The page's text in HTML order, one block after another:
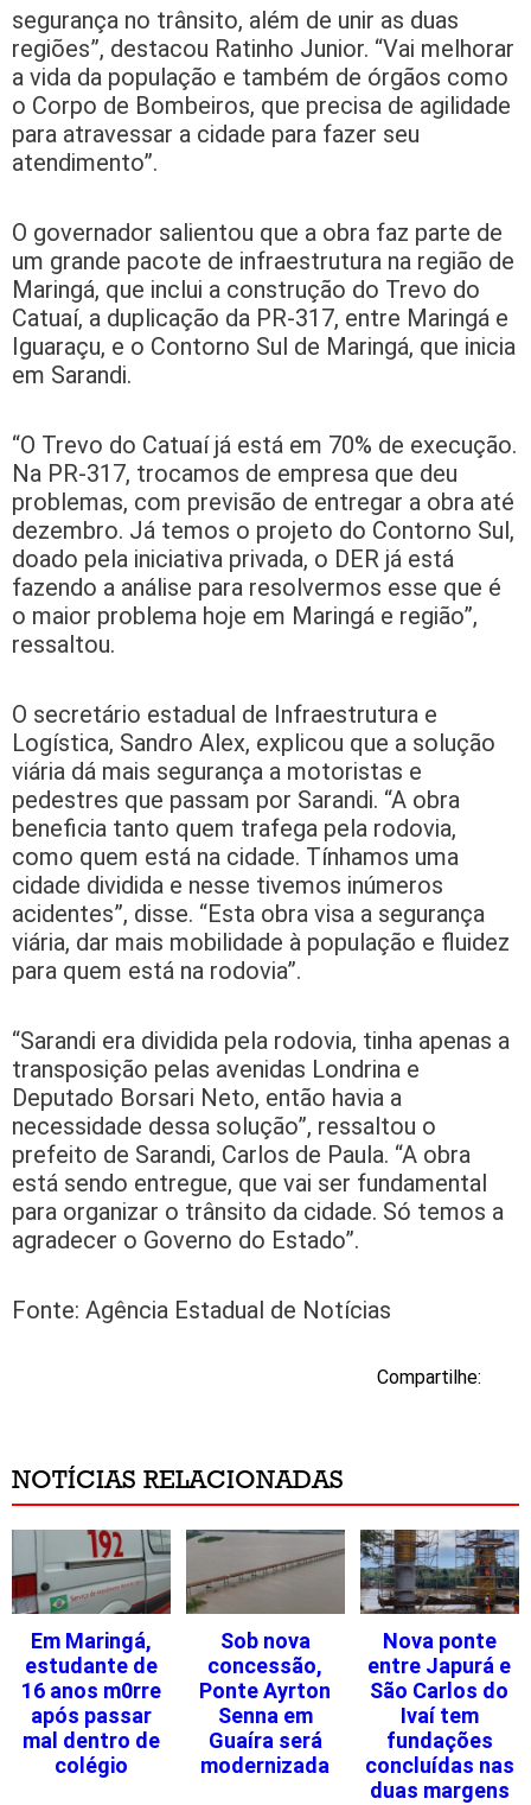
segurança no trânsito, além de unir as duas
regiões”, destacou Ratinho Junior. “Vai melhorar
a vida da população e também de órgãos como
o Corpo de Bombeiros, que precisa de agilidade
para atravessar a cidade para fazer seu
atendimento”.
O governador salientou que a obra faz parte de
um grande pacote de infraestrutura na região de
Maringá, que inclui a construção do Trevo do
Catuaí, a duplicação da PR-317, entre Maringá e
Iguaraçu, e o Contorno Sul de Maringá, que inicia
em Sarandi.
“O Trevo do Catuaí já está em 70% de execução.
Na PR-317, trocamos de empresa que deu
problemas, com previsão de entregar a obra até
dezembro. Já temos o projeto do Contorno Sul,
doado pela iniciativa privada, o DER já está
fazendo a análise para resolvermos esse que é
o maior problema hoje em Maringá e região”,
ressaltou.
O secretário estadual de Infraestrutura e
Logística, Sandro Alex, explicou que a solução
viária dá mais segurança a motoristas e
pedestres que passam por Sarandi. “A obra
beneficia tanto quem trafega pela rodovia,
como quem está na cidade. Tínhamos uma
cidade dividida e nesse tivemos inúmeros
acidentes”, disse. “Esta obra visa a segurança
viária, dar mais mobilidade à população e fluidez
para quem está na rodovia”.
“Sarandi era dividida pela rodovia, tinha apenas a
transposição pelas avenidas Londrina e
Deputado Borsari Neto, então havia a
necessidade dessa solução”, ressaltou o
prefeito de Sarandi, Carlos de Paula. “A obra
está sendo entregue, que vai ser fundamental
para organizar o trânsito da cidade. Só temos a
agradecer o Governo do Estado”.
Fonte: Agência Estadual de Notícias
Compartilhe:
NOTÍCIAS RELACIONADAS
Em Maringá,
estudante de
16 anos m0rre
após passar
mal dentro de
colégio
Sob nova
concessão,
Ponte Ayrton
Senna em
Guaíra será
modernizada
Nova ponte
entre Japurá e
São Carlos do
Ivaí tem
fundações
concluídas nas
duas margens